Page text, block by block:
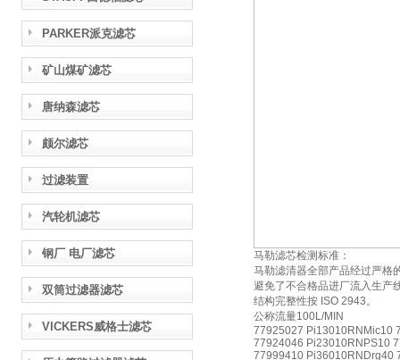
PARKER派克滤芯
矿山煤矿滤芯
唐纳森滤芯
颇尔滤芯
过滤装置
汽轮机滤芯
钢厂 电厂滤芯
双筒过滤器滤芯
VICKERS威格士滤芯
马勒滤芯检测标准：
马勒滤清器全部产品经过严格
避免了不合格品进厂流入生产
结构完整性按 ISO 2943。
公称流量100L/MIN
77925027 Pi13010RNMic10
77924046 Pi23010RNPS10
77999410 Pi36010RNDrg40